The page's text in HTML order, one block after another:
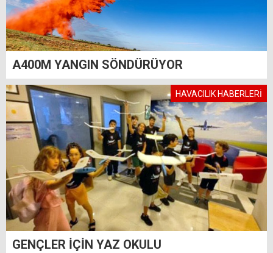
A400M YANGIN SÖNDÜRÜYOR
HAVACILIK HABERLERİ
GENÇLER İÇİN YAZ OKULU